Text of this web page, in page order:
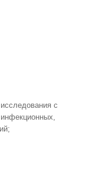
с